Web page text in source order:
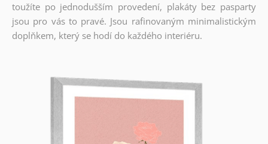
toužíte po jednodušším provedení, plakáty bez pasparty
jsou pro vás to pravé. Jsou rafinovaným minimalistickým
doplňkem, který se hodí do každého interiéru.